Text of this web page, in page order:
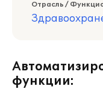
Отрасль /
функции: